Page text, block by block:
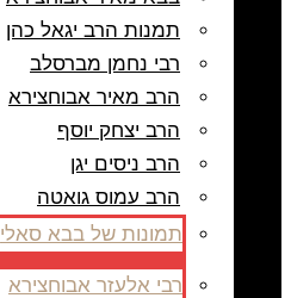
תמנות הרב יגאל כהן
רבי נחמן מברסלב
הרב מאיר אבוחצירא
הרב יצחק יוסף
הרב ניסים יגן
הרב עמוס גואטה
תמונות של בבא סאלי
רבי אלעזר אבוחצירא